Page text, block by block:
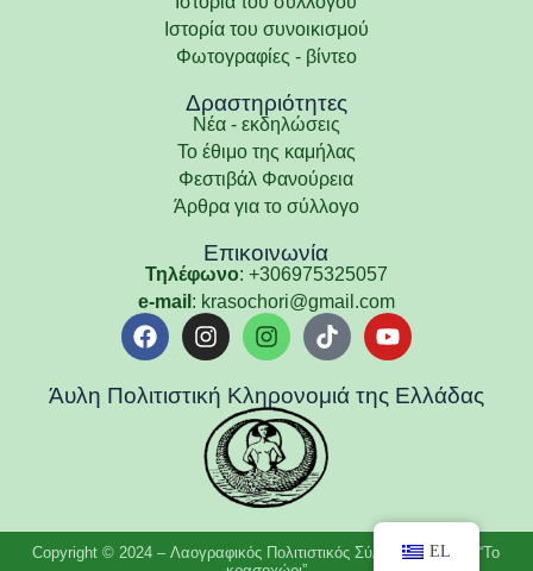
Ιστορία του συνοικισμού
Φωτογραφίες - βίντεο
Δραστηριότητες
Νέα - εκδηλώσεις
Το έθιμο της καμήλας
Φεστιβάλ Φανούρεια
Άρθρα για το σύλλογο
Επικοινωνία
Τηλέφωνο: +306975325057
e-mail : krasochori@gmail.com
Άυλη Πολιτιστική Κληρονομιά της Ελλάδας
Copyright © 2024 – Λαογραφικός Πολιτιστικός Σύλλογος Οινόης “Το
EL